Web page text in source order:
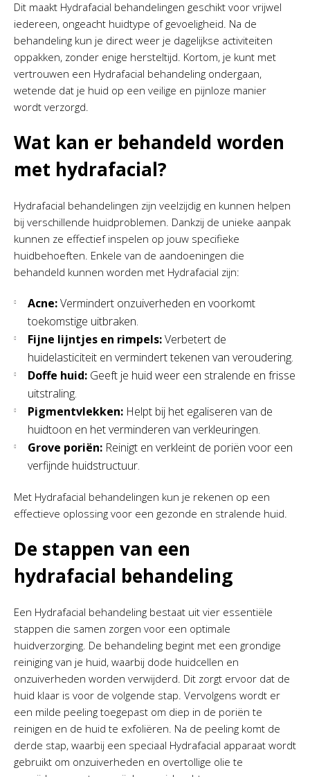
Dit maakt Hydrafacial behandelingen geschikt voor vrijwel
iedereen, ongeacht huidtype of gevoeligheid. Na de
behandeling kun je direct weer je dagelijkse activiteiten
oppakken, zonder enige hersteltijd. Kortom, je kunt met
vertrouwen een Hydrafacial behandeling ondergaan,
wetende dat je huid op een veilige en pijnloze manier
wordt verzorgd.
Wat kan er behandeld worden
met hydrafacial?
Hydrafacial behandelingen zijn veelzijdig en kunnen helpen
bij verschillende huidproblemen. Dankzij de unieke aanpak
kunnen ze effectief inspelen op jouw specifieke
huidbehoeften. Enkele van de aandoeningen die
behandeld kunnen worden met Hydrafacial zijn:
Acne:Vermindert onzuiverheden en voorkomt
toekomstige uitbraken.
Fijne lijntjes en rimpels:Verbetert de
huidelasticiteit en vermindert tekenen van veroudering.
Doffe huid: Geeft je huid weer een stralende en frisse
uitstraling.
Pigmentvlekken: Helpt bij het egaliseren van de
huidtoon en het verminderen van verkleuringen.
Grove poriën: Reinigt en verkleint de poriën voor een
verfijnde huidstructuur.
Met Hydrafacial behandelingen kun je rekenen op een
effectieve oplossing voor een gezonde en stralende huid.
De stappen van een
hydrafacial behandeling
Een Hydrafacial behandeling bestaat uit vier essentiële
stappen die samen zorgen voor een optimale
huidverzorging. De behandeling begint met een grondige
reiniging van je huid, waarbij dode huidcellen en
onzuiverheden worden verwijderd. Dit zorgt ervoor dat de
huid klaar is voor de volgende stap. Vervolgens wordt er
een milde peeling toegepast om diep in de poriën te
reinigen en de huid te exfoliëren. Na de peeling komt de
derde stap, waarbij een speciaal Hydrafacial apparaat wordt
gebruikt om onzuiverheden en overtollige olie te